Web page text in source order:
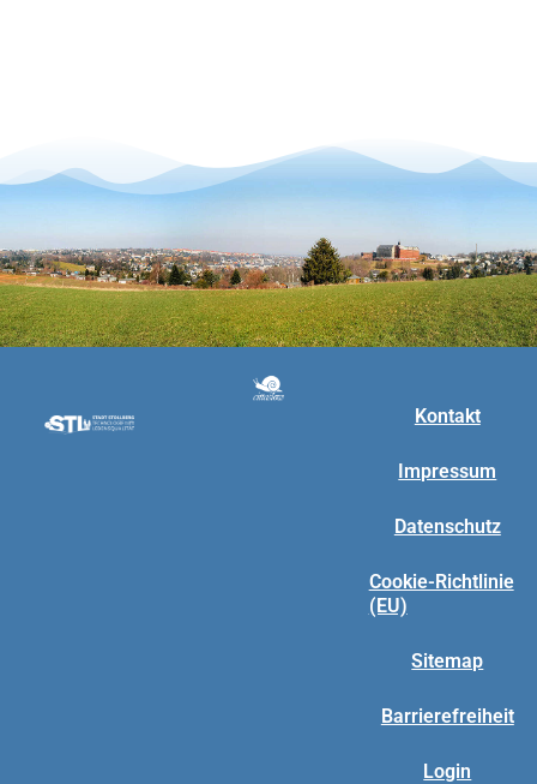
Kontakt
Impressum
Datenschutz
Cookie-Richtlinie
(EU)
Sitemap
Barrierefreiheit
Login